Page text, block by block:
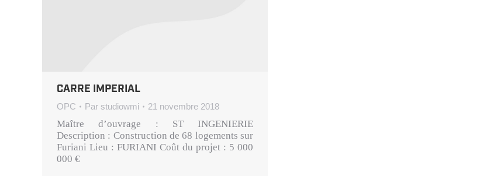
CARRE IMPERIAL
OPC Par studiowmi 21 novembre 2018
Maître d’ouvrage : ST INGENIERIE
Description : Construction de 68 logements sur
Furiani Lieu : FURIANI Coût du projet : 5 000
000 €